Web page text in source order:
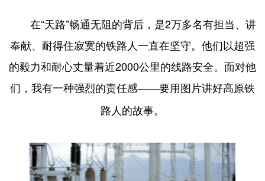
在“天路”畅通无阻的背后，是2万多名有担当、讲
奉献、耐得住寂寞的铁路人一直在坚守。他们以超强
的毅力和耐心丈量着近2000公里的线路安全。面对他
们，我有一种强烈的责任感——要用图片讲好高原铁
路人的故事。